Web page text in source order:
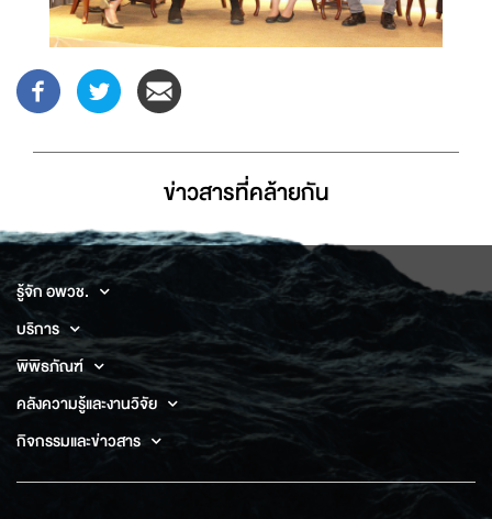
ข่าวสารที่่คล้ายกัน
รู้จัก อพวช.
บริการ
พิพิธภัณฑ์
คลังความรู้และงานวิจัย
กิจกรรมและข่าวสาร